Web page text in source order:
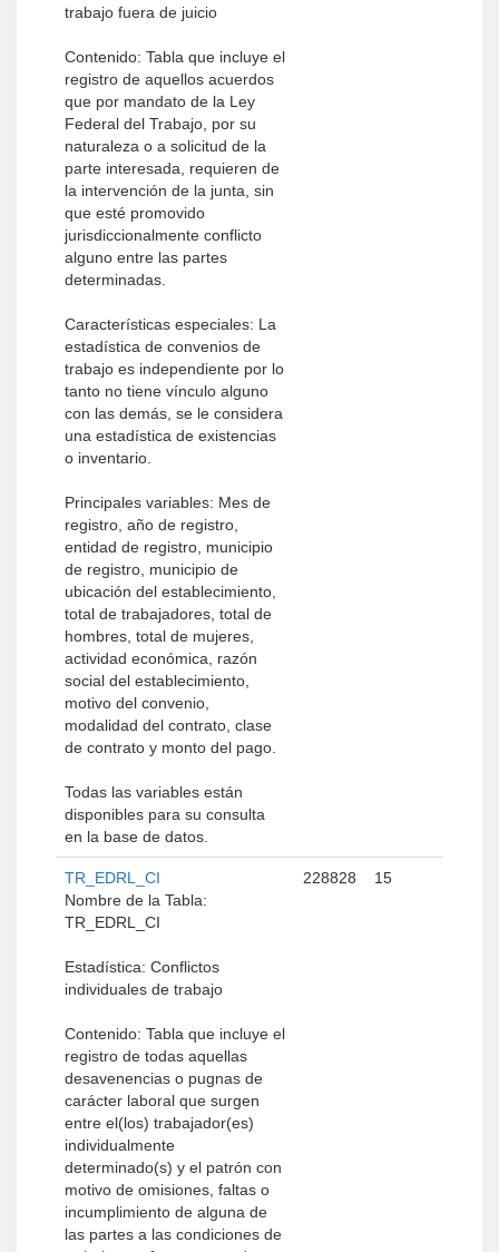
trabajo fuera de juicio
Contenido: Tabla que incluye el
registro de aquellos acuerdos
que por mandato de la Ley
Federal del Trabajo, por su
naturaleza o a solicitud de la
parte interesada, requieren de
la intervención de la junta, sin
que esté promovido
jurisdiccionalmente conflicto
alguno entre las partes
determinadas.
Características especiales: La
estadística de convenios de
trabajo es independiente por lo
tanto no tiene vínculo alguno
con las demás, se le considera
una estadística de existencias
o inventario.
Principales variables: Mes de
registro, año de registro,
entidad de registro, municipio
de registro, municipio de
ubicación del establecimiento,
total de trabajadores, total de
hombres, total de mujeres,
actividad económica, razón
social del establecimiento,
motivo del convenio,
modalidad del contrato, clase
de contrato y monto del pago.
Todas las variables están
disponibles para su consulta
en la base de datos.
TR_EDRL_CI
Nombre de la Tabla:
TR_EDRL_CI
Estadística: Conflictos
individuales de trabajo
Contenido: Tabla que incluye el
registro de todas aquellas
desavenencias o pugnas de
carácter laboral que surgen
entre el(los) trabajador(es)
individualmente
determinado(s) y el patrón con
motivo de omisiones, faltas o
incumplimiento de alguna de
las partes a las condiciones de
228828 15